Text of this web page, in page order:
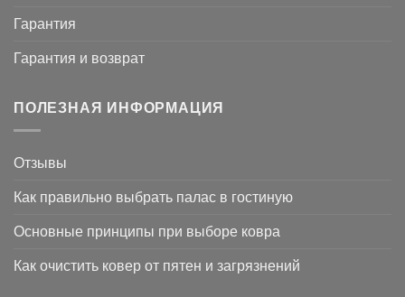
Гарантия
Гарантия и возврат
ПОЛЕЗНАЯ ИНФОРМАЦИЯ
Отзывы
Как правильно выбрать палас в гостиную
Основные принципы при выборе ковра
Как очистить ковер от пятен и загрязнений